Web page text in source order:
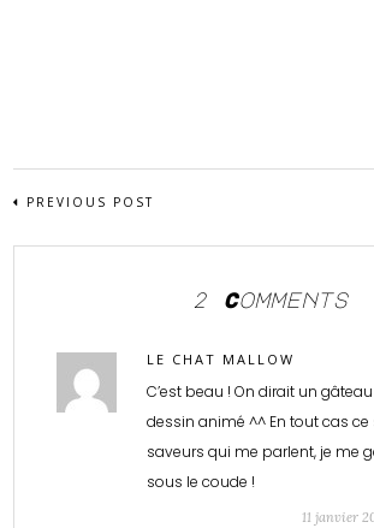
PREVIOUS POST
2 Comments
LE CHAT MALLOW
C’est beau ! On dirait un
dessin animé ^^ En tout cas ce
saveurs qui me parlent, je me
sous le coude !
11 janvier